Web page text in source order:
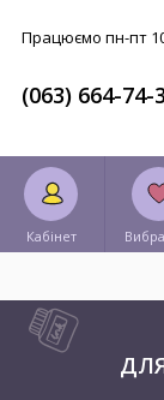
Працюємо пн-пт
(063) 664-74-
Кабінет